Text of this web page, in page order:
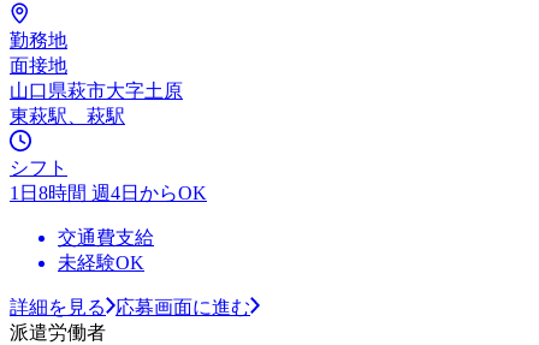
勤務地
面接地
山口県萩市大字土原
東萩駅、萩駅
シフト
1日8時間 週4日からOK
交通費支給
未経験OK
詳細を見る
応募画面に進む
派遣労働者